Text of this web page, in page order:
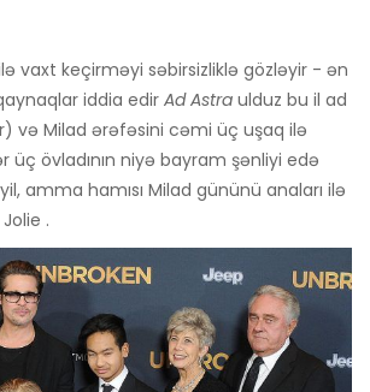
vaxt keçirməyi səbirsizliklə gözləyir - ən
iddia edir Ad Astra ulduz bu il ad
və Milad ərəfəsini cəmi üç uşaq ilə
üç övladının niyə bayram şənliyi edə
amma hamısı Milad gününü anaları ilə
.